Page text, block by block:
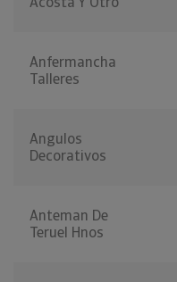
Anfermancha
Talleres
Angulos
Decorativos
Anteman De
Teruel Hnos